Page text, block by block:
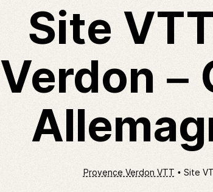
Site
Verdon –
Provence Verdon VTT Site